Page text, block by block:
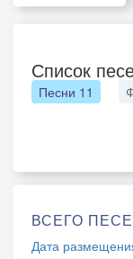
Список
Песни 11
ВСЕГО
Дата